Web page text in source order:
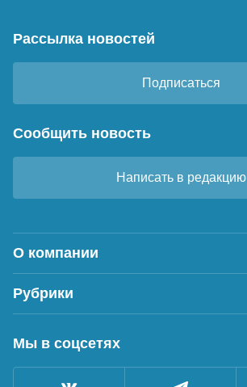
Рассылка новостей
Подписаться
Сообщить новость
Написать в редакцию
О компании
Рубрики
Мы в соцсетях